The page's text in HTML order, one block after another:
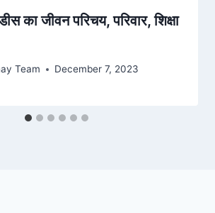
का जीवन परिचय, परिवार, शिक्षा
Team December 7, 2023